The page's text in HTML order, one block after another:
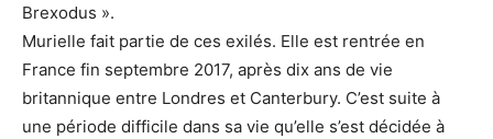
Brexodus ».
Murielle fait partie de ces exilés. Elle est rentrée en
France fin septembre 2017, après dix ans de vie
britannique entre Londres et Canterbury. C’est suite à
une période difficile dans sa vie qu’elle s’est décidée à